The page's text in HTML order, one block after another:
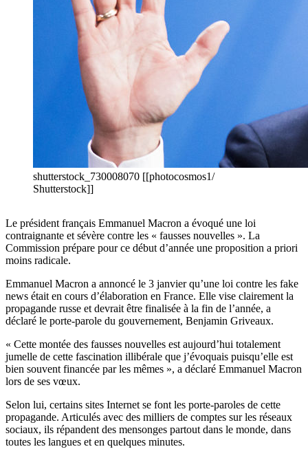
shutterstock_730008070 [[photocosmos1/
Shutterstock]]
Le président français Emmanuel Macron a évoqué une loi
contraignante et sévère contre les « fausses nouvelles ». La
Commission prépare pour ce début d’année une proposition a priori
moins radicale.
Emmanuel Macron a annoncé le 3 janvier qu’une loi contre les fake
news était en cours d’élaboration en France. Elle vise clairement la
propagande russe et devrait être finalisée à la fin de l’année, a
déclaré le porte-parole du gouvernement, Benjamin Griveaux.
« Cette montée des fausses nouvelles est aujourd’hui totalement
jumelle de cette fascination illibérale que j’évoquais puisqu’elle est
bien souvent financée par les mêmes », a déclaré Emmanuel Macron
lors de ses vœux.
Selon lui, certains sites Internet se font les porte-paroles de cette
propagande. Articulés avec des milliers de comptes sur les réseaux
sociaux, ils répandent des mensonges partout dans le monde, dans
toutes les langues et en quelques minutes.